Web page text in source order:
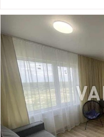
-система Аквастоп - надійно
підтоплення квартири; -
виробників. «Сирецькі
класу зі своїм унікальним
закрита, під охороною,
майданчики, дитячий садок. Ст.м Сирець 15 хв громадським
транспортом. т.044 200 10 80